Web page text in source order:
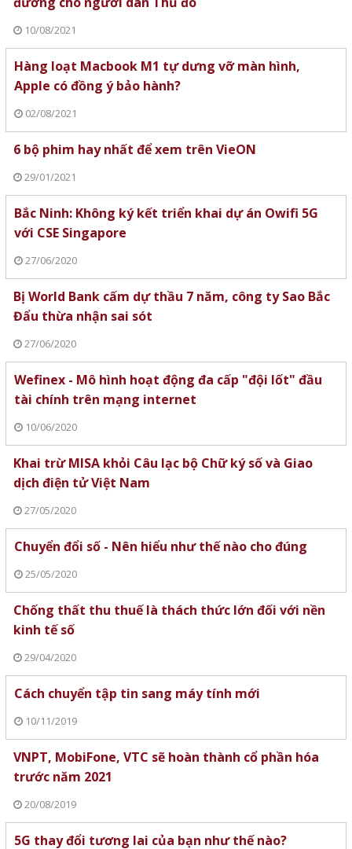
10/08/2021
Hàng loạt Macbook M1 tự dưng vỡ màn hình,
Apple có đồng ý bảo hành?
02/08/2021
6 bộ phim hay nhất để xem trên VieON
29/01/2021
Bắc Ninh: Không ký kết triển khai dự án Owifi 5G
với CSE Singapore
27/06/2020
Bị World Bank cấm dự thầu 7 năm, công ty Sao Bắc
Đẩu thừa nhận sai sót
27/06/2020
Wefinex - Mô hình hoạt động đa cấp "đội lốt" đầu
tài chính trên mạng internet
10/06/2020
Khai trừ MISA khỏi Câu lạc bộ Chữ ký số và Giao
dịch điện tử Việt Nam
27/05/2020
Chuyển đổi số - Nên hiểu như thế nào cho đúng
25/05/2020
Chống thất thu thuế là thách thức lớn đối với nền
kinh tế số
29/04/2020
Cách chuyển tập tin sang máy tính mới
10/11/2019
VNPT, MobiFone, VTC sẽ hoàn thành cổ phần hóa
trước năm 2021
20/08/2019
5G thay đổi tương lai của bạn như thế nào?